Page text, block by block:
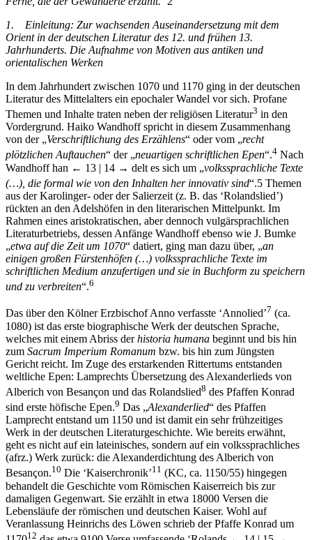
Orient in der deutschen Literatur des 12. und frühen 13.
Jahrhunderts. Die Aufnahme von Motiven aus antiken und
orientalischen Werken
Literatur des Mittelalters ein epochaler Wandel vor sich. Profane
Themen und Inhalte traten neben der religiösen Literatur 3in den
Vordergrund. Haiko Wandhoff spricht in diesem Zusammenhang
von der „Verschriftlichung des Erzählens “ oder vom „recht
plötzlichen Auftauchen“ der „neuartigen schriftlichen Epen
Wandhoff han← 13 |14 → delt es sich um „volkssprachliche Texte
(…), die formal wie von den Inhalten her innovativ sind“.5Themen
aus der Karolinger- oder der Salierzeit (z. B. das ‘Rolandslied’)
rückten an den Adelshöfen in den literarischen Mittelpunkt. Im
Rahmen eines aristokratischen, aber dennoch vulgärsprachlichen
Literaturbetriebs, dessen Anfänge Wandhoff ebenso wie J. Bumke
„etwa auf die Zeit um 1070“ datiert, ging man dazu über, „ an
einigen großen Fürstenhöfen (…) volkssprachliche Texte im
schriftlichen Medium anzufertigen und sie in Buchform zu speichern
und zu verbreiten“.6
1080) ist das erste biographische Werk der deutschen Sprache,
welches mit einem Abriss derhistoria humanabeginnt und bis hin
zumSacrum Imperium Romanumbzw. bis hin zum Jüngsten
Gericht reicht. Im Zuge des erstarkenden Rittertums entstanden
weltliche Epen: Lamprechts Übersetzung des Alexanderlieds von
Alberich von Besançon und das Rolandslied8 des Pfaffen Konrad
sind erste höfische Epen.9Das „ Alexanderlied “ des Pfaffen
Lamprecht entstand um 1150 und ist damit ein sehr frühzeitiges
Werk in der deutschen Literaturgeschichte. Wie bereits erwähnt,
geht es nicht auf ein lateinisches, sondern auf ein volkssprachliches
(afrz.) Werk zurück: die Alexanderdichtung des Alberich von
Besançon.10 Die ‘Kaiserchronik’11(KC, ca. 1150/55) hingegen
behandelt die Geschichte vom Römischen Kaiserreich bis zur
damaligen Gegenwart. Sie erzählt in etwa 18000 Versen die
Lebensläufe der römischen und deutschen Kaiser. Wohl auf
Veranlassung Heinrichs des Löwen schrieb der Pfaffe Konrad um
117012das etwa 9100 Verse umfassende ‘Rolands← 14 |15 →